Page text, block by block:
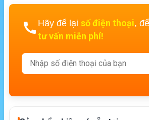
Hãy để lại số điện thoại,
tư vấn miễn phí!